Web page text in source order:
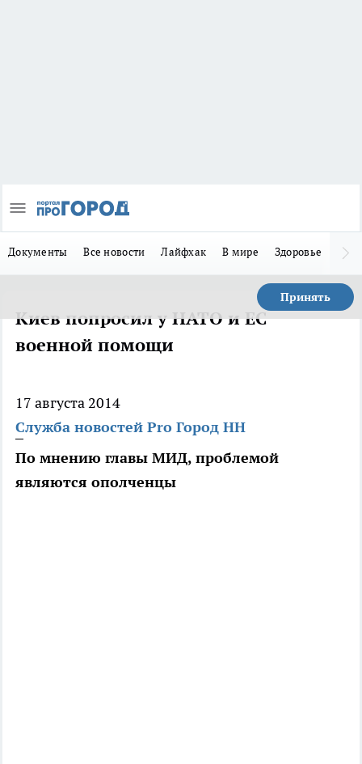
Документы Все новости Лайфхак В мире Здоровье
Принять
Киев попросил у НАТО и ЕС
военной помощи
17 августа 2014
Служба новостей Pro Город НН
По мнению главы МИД, проблемой
являются ополченцы